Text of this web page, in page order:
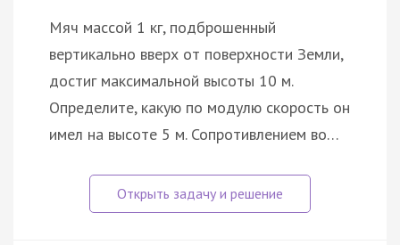
Мяч массой 1 кг, подброшенный
вертикально вверх от поверхности Земли,
достиг максимальной высоты 10 м.
Определите, какую по модулю скорость он
имел на высоте 5 м. Сопротивлением во…